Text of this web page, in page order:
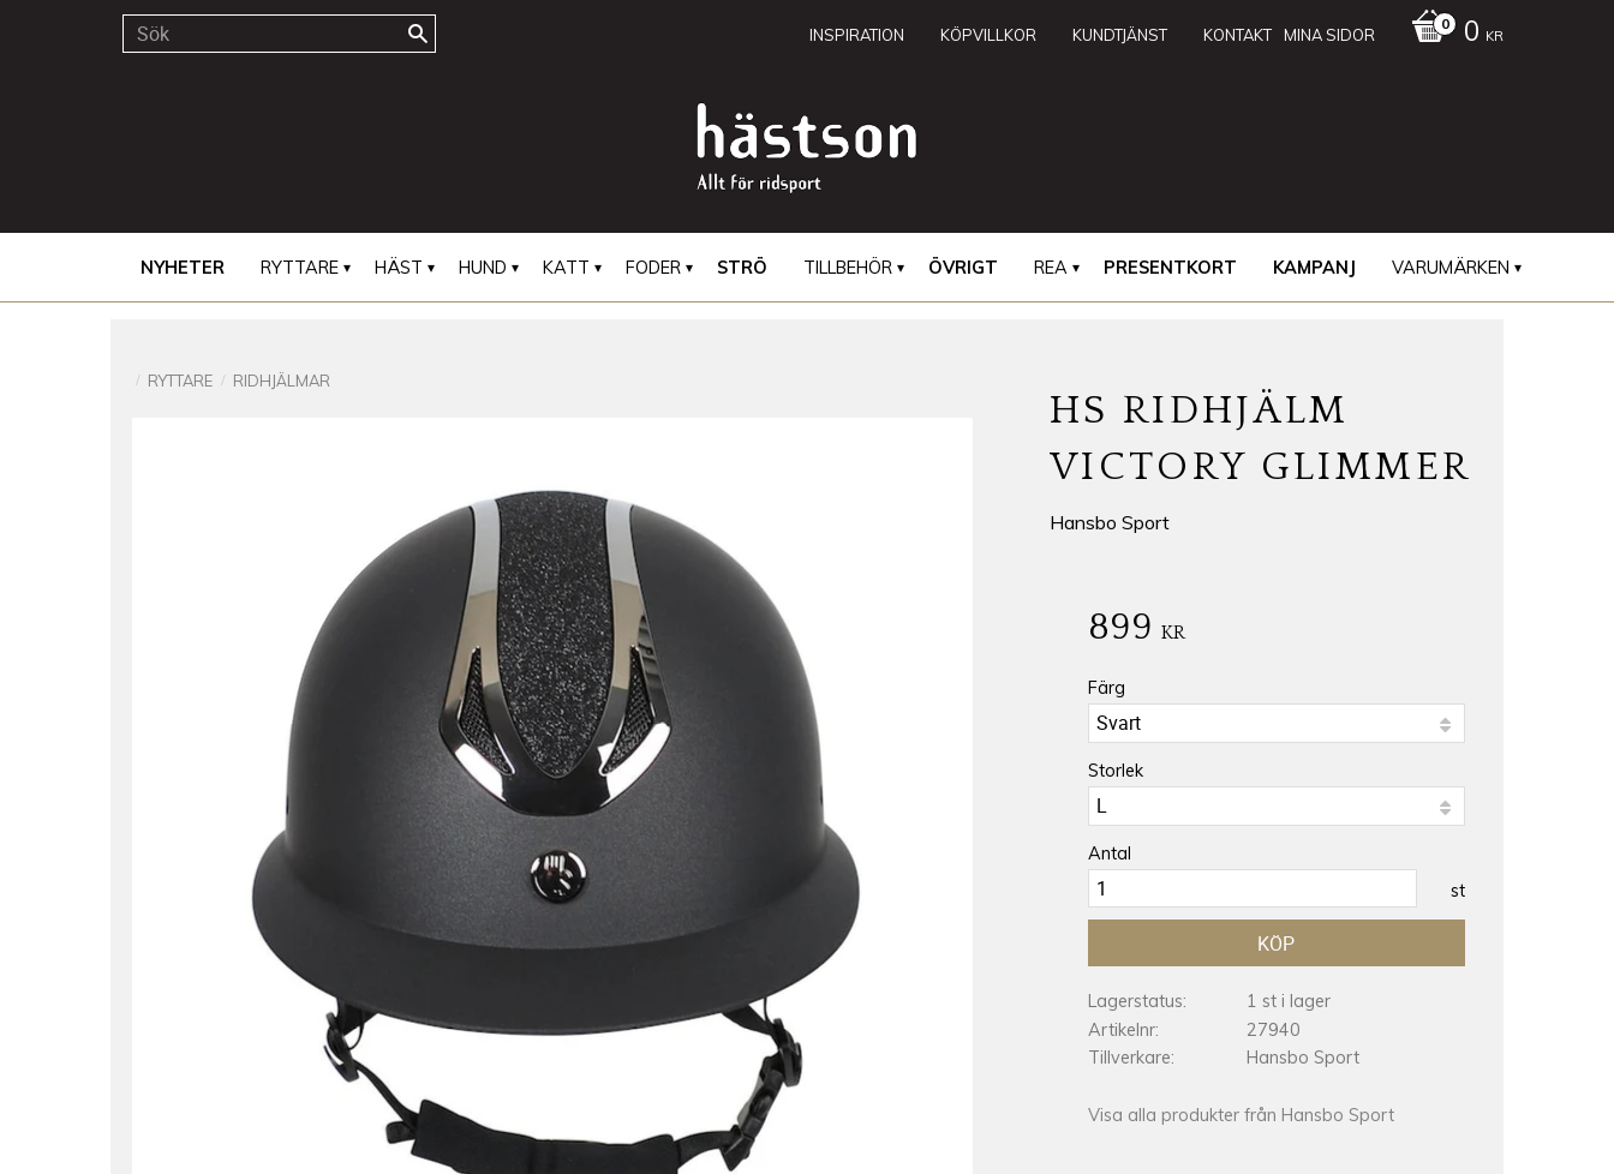
MINA SIDOR
KONTAKT
KUNDTJÄNST
KÖPVILLKOR
INSPIRATION 0 KR
NYHETER RYTTARE HÄST HUND KATT FODER STRÖ TILLBEHÖR ÖVRIGT REA PRESENTKORT KAMPANJ VARUMÄRKEN
RYTTARE RIDHJÄLMAR
HS RIDHJÄLM
VICTORY GLIMMER
Hansbo Sport
899 KR
Färg
Storlek
Antal
st
KÖP
Lagerstatus
1 st i lager
Artikelnr
27940
Tillverkare
Hansbo Sport
Visa alla produkter från Hansbo Sport